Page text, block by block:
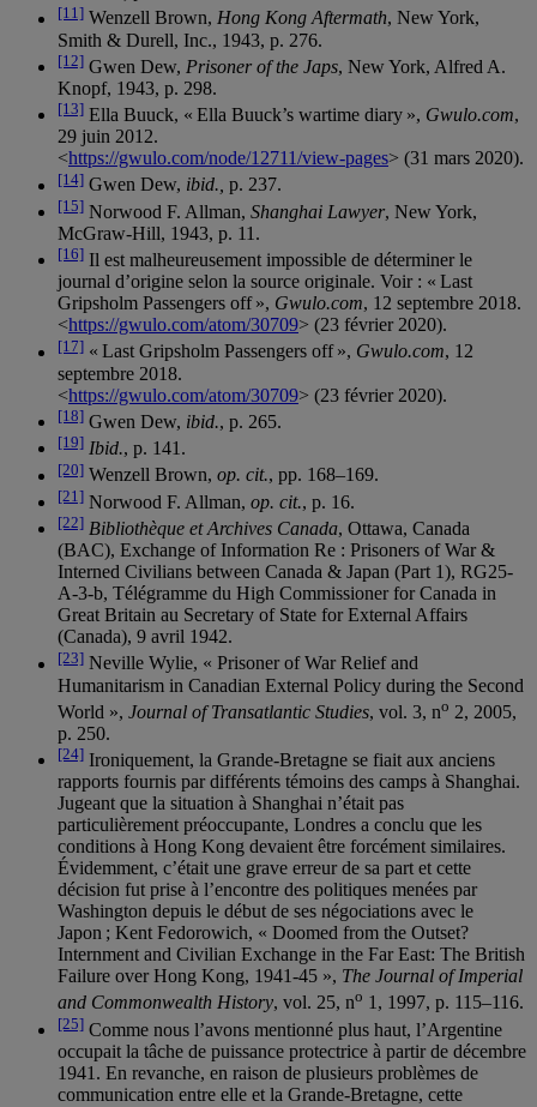
[11] Wenzell Brown, Hong Kong Aftermath, New York,
Smith & Durell, Inc., 1943, p. 276.
[12] Gwen Dew, Prisoner of the Japs, New York, Alfred A.
Knopf, 1943, p. 298.
[13] Ella Buuck, « Ella Buuck’s wartime diary », Gwulo.com,
29 juin 2012.
<https://gwulo.com/node/12711/view-pages> (31 mars 2020).
[14] Gwen Dew, ibid., p. 237.
[15] Norwood F. Allman, Shanghai Lawyer, New York,
McGraw-Hill, 1943, p. 11.
[16] Il est malheureusement impossible de déterminer le
journal d’origine selon la source originale. Voir : « Last
Gripsholm Passengers off », Gwulo.com, 12 septembre 2018.
<https://gwulo.com/atom/30709> (23 février 2020).
[17] « Last Gripsholm Passengers off », Gwulo.com, 12
septembre 2018.
<https://gwulo.com/atom/30709> (23 février 2020).
[18] Gwen Dew, ibid., p. 265.
[19] Ibid., p. 141.
[20] Wenzell Brown, op. cit., pp. 168–169.
[21] Norwood F. Allman, op. cit., p. 16.
[22] Bibliothèque et Archives Canada, Ottawa, Canada
(BAC), Exchange of Information Re : Prisoners of War &
Interned Civilians between Canada & Japan (Part 1), RG25-
A-3-b, Télégramme du High Commissioner for Canada in
Great Britain au Secretary of State for External Affairs
(Canada), 9 avril 1942.
[23] Neville Wylie, « Prisoner of War Relief and
Humanitarism in Canadian External Policy during the Second
World », Journal of Transatlantic Studies, vol. 3, no 2, 2005,
p. 250.
[24] Ironiquement, la Grande-Bretagne se fiait aux anciens
rapports fournis par différents témoins des camps à Shanghai.
Jugeant que la situation à Shanghai n’était pas
particulièrement préoccupante, Londres a conclu que les
conditions à Hong Kong devaient être forcément similaires.
Évidemment, c’était une grave erreur de sa part et cette
décision fut prise à l’encontre des politiques menées par
Washington depuis le début de ses négociations avec le
Japon ; Kent Fedorowich, « Doomed from the Outset?
Internment and Civilian Exchange in the Far East: The British
Failure over Hong Kong, 1941-45 », The Journal of Imperial
and Commonwealth History, vol. 25, no 1, 1997, p. 115–116.
[25] Comme nous l’avons mentionné plus haut, l’Argentine
occupait la tâche de puissance protectrice à partir de décembre
1941. En revanche, en raison de plusieurs problèmes de
communication entre elle et la Grande-Bretagne, cette